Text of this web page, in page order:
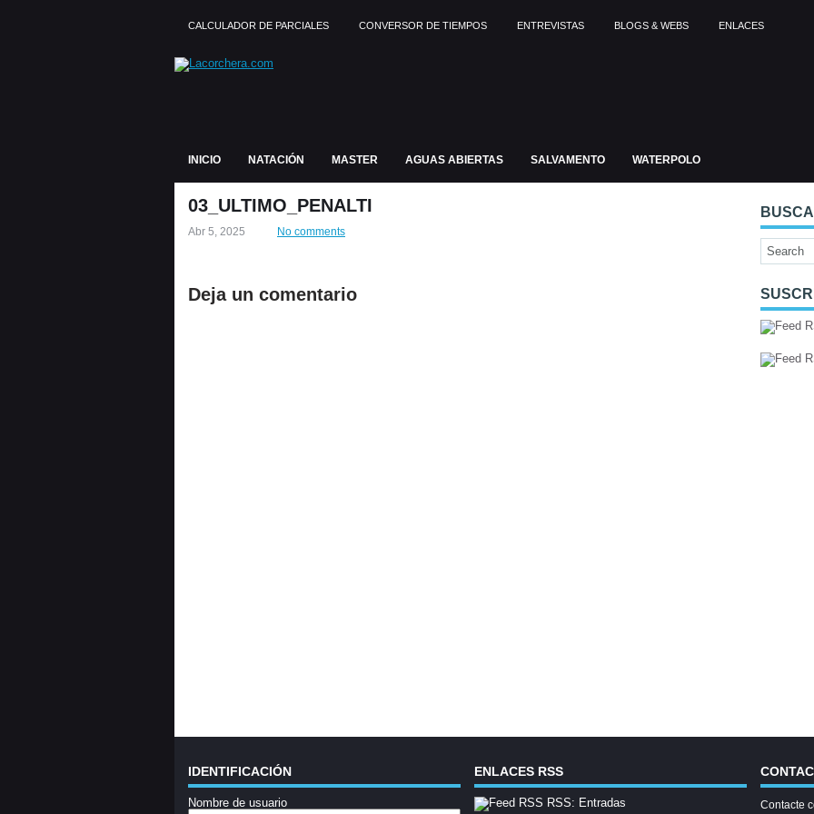
CALCULADOR DE PARCIALES CONVERSOR DE TIEMPOS ENTREVISTAS BLOGS & WEBS ENLACES
INICIO NATACIÓN MASTER AGUAS ABIERTAS SALVAMENTO WATERPOLO
03_ULTIMO_PENALTI
Abr 5, 2025 No comments
Deja un comentario
IDENTIFICACIÓN
Nombre de usuario
ENLACES RSS
RSS: Entradas Contacte